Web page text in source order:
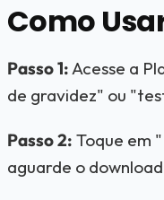
Como
Passo 1:Acesse a
de gravidez" ou
Passo 2: Toque em
aguarde o